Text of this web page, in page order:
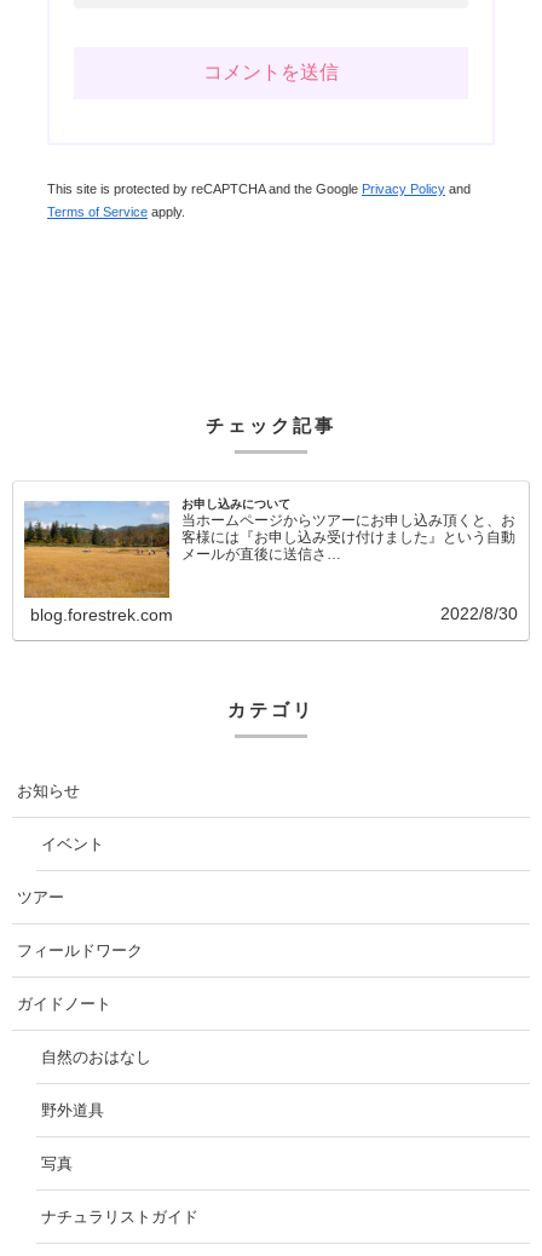
This site is protected by reCAPTCHA and the Google Privacy Policy and
Terms of Service apply.
チェック記事
お申し込みについて
当ホームページからツアーにお申し込み頂くと、お
客様には『お申し込み受け付けました』という自動
メールが直後に送信さ…
blog.forestrek.com 2022/8/30
カテゴリ
お知らせ
イベント
ツアー
フィールドワーク
ガイドノート
自然のおはなし
野外道具
写真
ナチュラリストガイド